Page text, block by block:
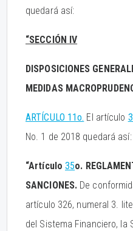
quedará así:
“SECCIÓN IV
DISPOSICIONES
MEDIDAS
ARTÍCULO 11o. El artículo
No. 1 de 2018 quedará así:
“Artículo 35o.
SANCIONES. De
artículo 326, numeral 3.
del Sistema Financiero, la